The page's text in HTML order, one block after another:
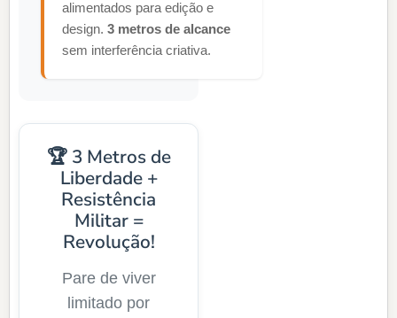
alimentados para edição e
design. 3 metros de alcance
sem interferência criativa.
🏆 3 Metros de
Liberdade +
Resistência
Militar =
Revolução!
Pare de viver
limitado por